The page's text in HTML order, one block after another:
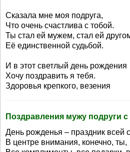
Сказала мне моя подруга,
Что очень счастлива с тобой.
Ты стал ей мужем, стал ей
Её единственной судьбой.
И в этот светлый день рождения
Хочу поздравить я тебя.
Здоровья крепкого, везения
Поздравления мужу подруги
День рожденья – праздник всей
В центре внимания, конечно, ты,